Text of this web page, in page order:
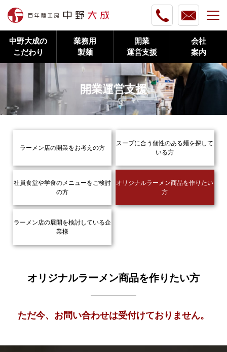
中野大成の
こだわり
業務用
製麺
開業
運営支援
会社
案内
開業運営支援
ラーメン店の開業をお考えの方
スープに合う個性のある麺を探して
いる方
社員食堂や学食のメニューをご検討
の方
オリジナルラーメン商品を作りたい
方
ラーメン店の展開を検討している企
業様
オリジナルラーメン商品を作りたい方
ただ今、お問い合わせは受付けておりません。